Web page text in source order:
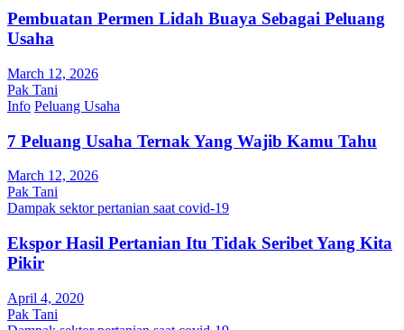
Pembuatan Permen Lidah Buaya Sebagai Peluang
Usaha
March 12, 2026
Pak Tani
Info Peluang Usaha
7 Peluang Usaha Ternak Yang Wajib Kamu Tahu
March 12, 2026
Pak Tani
Dampak sektor pertanian saat covid-19
Ekspor Hasil Pertanian Itu Tidak Seribet Yang Kita
Pikir
April 4, 2020
Pak Tani